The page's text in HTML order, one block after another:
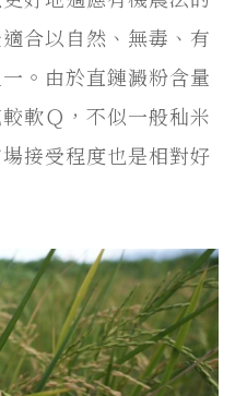
合以自然、無毒、有
。由於直鏈澱粉含量
軟Ｑ，不似一般秈米
接受程度也是相對好